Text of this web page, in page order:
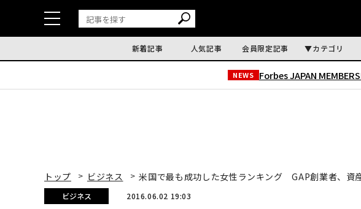
新着記事 人気記事 会員限定記事 カテゴリ
NEWS Forbes JAPAN
トップ ビジネス 米国で最も成功した女性ランキング GAP創業者、資
ビジネス 2016.06.02 19:03